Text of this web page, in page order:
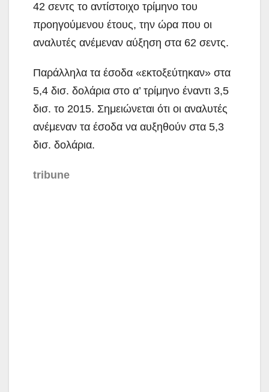
42 σεντς το αντίστοιχο τρίμηνο του
προηγούμενου έτους, την ώρα που οι
αναλυτές ανέμεναν αύξηση στα 62 σεντς.
Παράλληλα τα έσοδα «εκτοξεύτηκαν» στα
5,4 δισ. δολάρια στο α’ τρίμηνο έναντι 3,5
δισ. το 2015. Σημειώνεται ότι οι αναλυτές
ανέμεναν τα έσοδα να αυξηθούν στα 5,3
δισ. δολάρια.
tribune